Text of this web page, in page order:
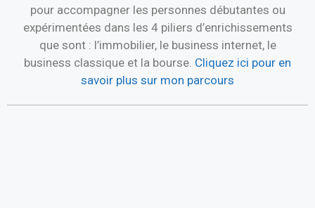
pour accompagner les personnes débutantes ou
expérimentées dans les 4 piliers d’enrichissements
que sont : l’immobilier, le business internet, le
business classique et la bourse. Cliquez ici pour en
savoir plus sur mon parcours